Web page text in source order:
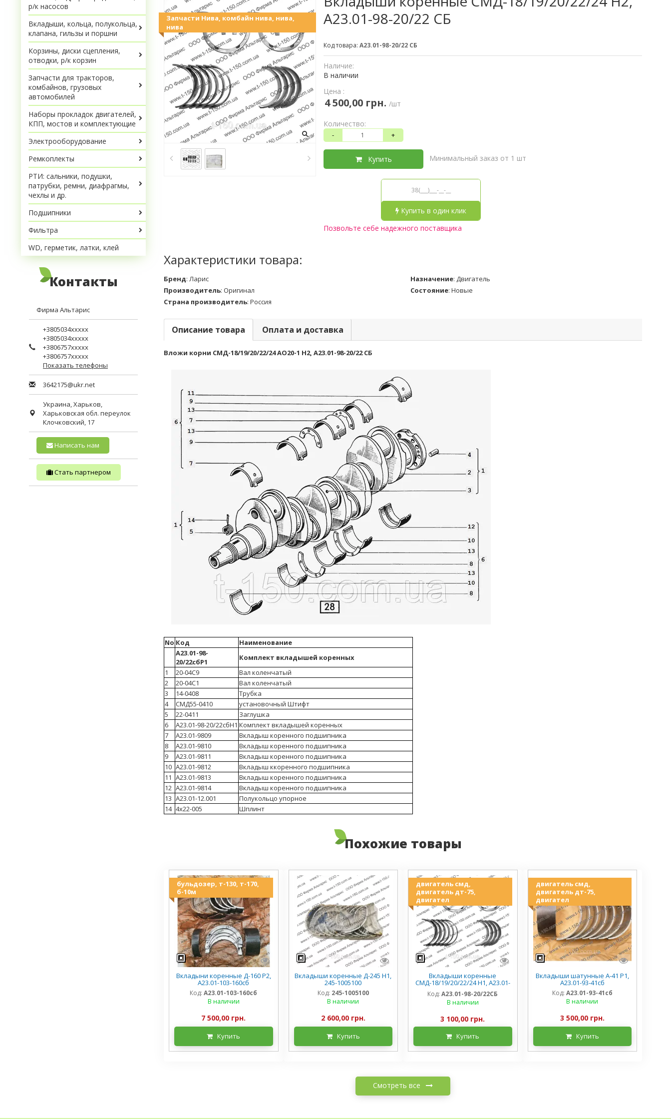
А23.01-98-20/22 СБ
Код товара: А23.01-98-20/22 СБ
Запчасти Нива, комбайн нива, нива,
нива
Наличие:
В наличии
Цена :
4 500,00 грн. /шт
Количество:
- +
Купить Минимальный заказ от 1 шт
Купить в один клик
Позвольте себе надежного поставщика
Характеристики товара:
Бренд: Ларис Назначение: Двигатель
Производитель: Оригинал Состояние: Новые
Страна производитель: Россия
Описание товара Оплата и доставка
Вложи корни СМД-18/19/20/22/24 АО20-1 Н2, А23.01-98-20/22 СБ
No Код
Наименование
А23.01-98-
20/22сбР1
Комплект вкладышей коренных
1
20-04С9
Вал коленчатый
2
20-04С1
Вал коленчатый
3
14-0408
Трубка
4
СМД55-0410
установочный Штифт
5
22-0411
Заглушка
6
А23.01-98-20/22сбН1 Комплект вкладышей коренных
7
А23.01-9809
Вкладыш коренного подшипника
8
А23.01-9810
Вкладыш коренного подшипника
9
А23.01-9811
Вкладыш коренного подшипника
10 А23.01-9812
Вкладыш ккоренного подшипника
11 А23.01-9813
Вкладыш коренного подшипника
12 А23.01-9814
Вкладыш коренного подшипника
13 А23.01-12.001
Полукольцо упорное
14 4х22-005 Шплинт
Похожие товары
бульдозер, т-130, т-170,
б-10м
Вкладыни коренные Д-160 Р2,
А23.01-103-160сб
Код: А23.01-103-160сб
В наличии
7 500,00 грн.
Купить
Вкладыши коренные Д-245 Н1,
245-1005100
Код: 245-1005100
В наличии
2 600,00 грн.
Купить
двигатель смд,
двигатель дт-75,
двигател
Вкладыши коренные
СМД-18/19/20/22/24 Н1, А23.01-
98-20/22СБ
Код: А23.01-98-20/22СБ
В наличии
3 100,00 грн.
Купить
двигатель смд,
двигатель дт-75,
двигател
Вкладыши шатунные А-41 Р1,
А23.01-93-41сб
Код: А23.01-93-41сб
В наличии
3 500,00 грн.
Купить
Смотреть все
р/к насосов
Вкладыши, кольца, полукольца,
клапана, гильзы и поршни
Корзины, диски сцепления,
отводки, р/к корзин
Запчасти для тракторов,
комбайнов, грузовых
автомобилей
Наборы прокладок двигателей,
КПП, мостов и комплектующие
Электрооборудование
Ремкоплекты
РТИ: сальники, подушки,
патрубки, ремни, диафрагмы,
чехлы и др.
Подшипники
Фильтра
WD, герметик, латки, клей
Контакты
Фирма Альтарис
+3805034xxxxx
+3805034xxxxx
+3806757xxxxx
+3806757xxxxx
Показать телефоны
3642175@ukr.net
Украина,Харьков,
Харьковская обл. переулок
Клочковский, 17
Написать нам
Стать партнером